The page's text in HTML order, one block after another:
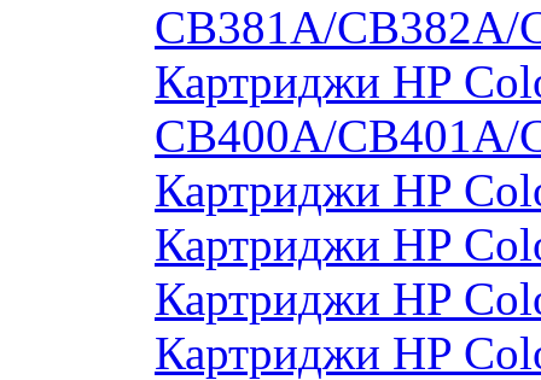
CB381A/CB382A/
Картриджи HP
CB400A/CB401A/
Картриджи HP
Картриджи HP
Картриджи HP
Картриджи HP